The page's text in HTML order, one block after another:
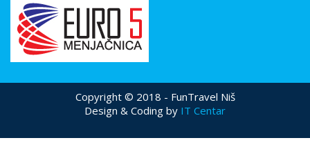
Copyright © 2018 - FunTravel Niš
Design & Coding by IT Centar